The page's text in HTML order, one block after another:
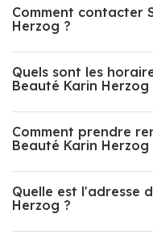
Comment contacter
Herzog ?
Quels sont les
Beauté Karin Herzog
Comment prendre
Beauté Karin Herzog
Quelle est l'adresse
Herzog ?